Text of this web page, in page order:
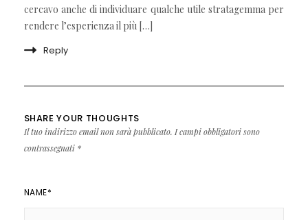
cercavo anche di individuare qualche utile stratagemma per
rendere l’esperienza il più […]
Reply
SHARE YOUR THOUGHTS
Il tuo indirizzo email non sarà pubblicato. I campi obbligatori sono
contrassegnati *
NAME*